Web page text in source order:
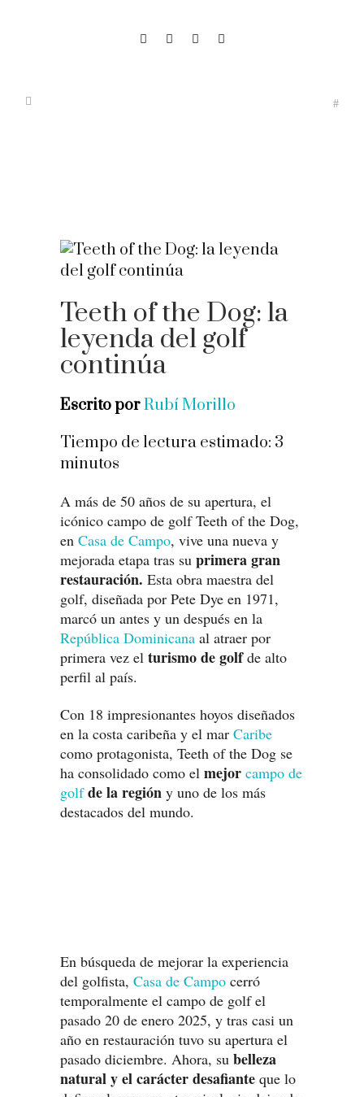
Teeth of the Dog: la
leyenda del golf
continúa
Escrito porRubí Morillo
Tiempo de lectura estimado: 3
minutos
A más de 50 años de su apertura, el
icónico campo de golf Teeth of the Dog,
en Casa de Campo, vive una nueva y
mejorada etapa tras su primera gran
restauración. Esta obra maestra del
golf, diseñada por Pete Dye en 1971,
marcó un antes y un después en la
República Dominicana al atraer por
primera vez el turismo de golfde alto
perfil al país.
Con 18 impresionantes hoyos diseñados
en la costa caribeña y el mar Caribe
como protagonista, Teeth of the Dog se
ha consolidado como el mejor campo de
golfde la región y uno de los más
destacados del mundo.
En búsqueda de mejorar la experiencia
del golfista, Casa de Campo cerró
temporalmente el campo de golf el
pasado 20 de enero 2025, y tras casi un
año en restauración tuvo su apertura el
pasado diciembre. Ahora, su belleza
natural y el carácter desafiante que lo